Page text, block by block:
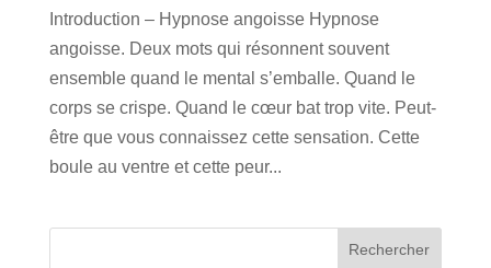
Introduction – Hypnose angoisse Hypnose
angoisse. Deux mots qui résonnent souvent
ensemble quand le mental s’emballe. Quand le
corps se crispe. Quand le cœur bat trop vite. Peut-
être que vous connaissez cette sensation. Cette
boule au ventre et cette peur...
Rechercher